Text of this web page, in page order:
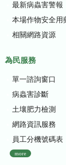
最新病蟲害警報
本場作物安全用
相關網路資源
為民服務
單一諮詢窗口
病蟲害診斷
土壤肥力檢測
網路資訊服務
員工分機號碼表
more